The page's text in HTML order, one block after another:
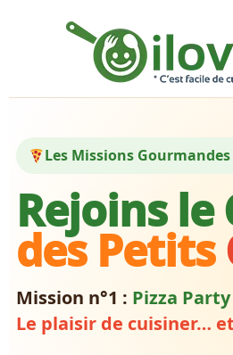
Les Missions Gourmandes
Rejoins le
des Petits
Mission n°1 : Pizza Party
Le plaisir de cuisiner…